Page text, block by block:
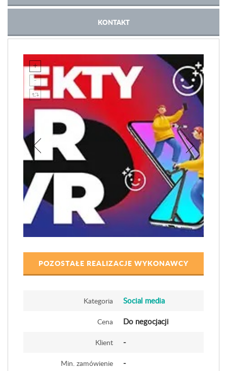
KONTAKT
POZOSTAŁE REALIZACJE WYKONAWCY
Kategoria Social media
Cena Do negocjacji
Klient -
Min. zamówienie -